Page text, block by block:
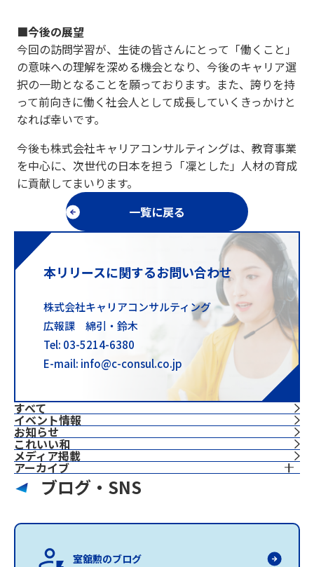
すべて
イベント情報
お知らせ
これいい和
⁨⁩メディア掲載
アーカイブ
■今後の展望
今回の訪問学習が、生徒の皆さんにとって「働くこと」
の意味への理解を深める機会となり、今後のキャリア選
択の一助となることを願っております。また、誇りを持
って前向きに働く社会人として成長していくきっかけと
なれば幸いです。
今後も株式会社キャリアコンサルティングは、教育事業
を中心に、次世代の日本を担う「凜とした」人材の育成
に貢献してまいります。
一覧に戻る
本リリースに関するお問い合わせ
株式会社キャリアコンサルティング
広報課 綿引・鈴木
Tel: 03-5214-6380
E-mail: info@c-consul.co.jp
ブログ・SNS
室舘勲のブログ